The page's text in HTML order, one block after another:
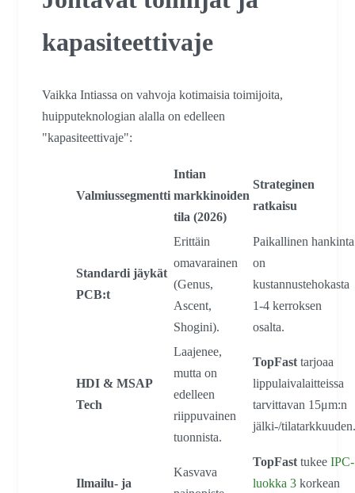
kapasiteettivaje
Vaikka Intiassa on vahvoja kotimaisia toimijoita,
huipputeknologian alalla on edelleen
"kapasiteettivaje":
Valmiussegmentti
Intian
markkinoiden
tila (2026)
Strateginen
ratkaisu
Standardi jäykät
PCB:t
Erittäin
omavarainen
(Genus,
Ascent,
Shogini).
Paikallinen hankinta
on
kustannustehokasta
1-4 kerroksen
osalta.
HDI & MSAP
Tech
Laajenee,
mutta on
edelleen
riippuvainen
tuonnista.
TopFast tarjoaa
lippulaivalaitteissa
tarvittavan 15μm:n
jälki-/tilatarkkuuden.
Ilmailu- ja
Kasvava
TopFast tukee IPC-
luokka 3 korkean